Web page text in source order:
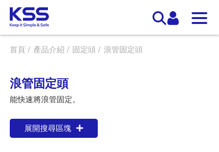
首頁 產品介紹 固定頭 浪管固定頭
浪管固定頭
能快速將浪管固定。
展開搜尋區塊